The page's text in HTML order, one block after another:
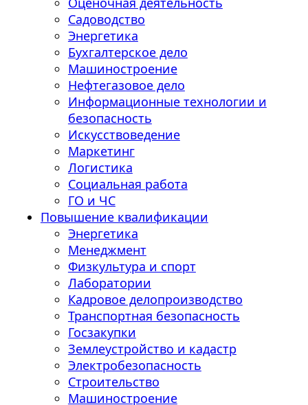
Садоводство
Энергетика
Бухгалтерское дело
Машиностроение
Нефтегазовое дело
Информационные технологии и
безопасность
Искусствоведение
Маркетинг
Логистика
Социальная работа
ГО и ЧС
Повышение квалификации
Энергетика
Менеджмент
Физкультура и спорт
Лаборатории
Кадровое делопроизводство
Транспортная безопасность
Госзакупки
Землеустройство и кадастр
Электробезопасность
Строительство
Машиностроение